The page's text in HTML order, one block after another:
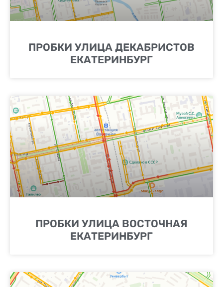
ПРОБКИ УЛИЦА ДЕКАБРИСТОВ
ЕКАТЕРИНБУРГ
ПРОБКИ УЛИЦА ВОСТОЧНАЯ
ЕКАТЕРИНБУРГ